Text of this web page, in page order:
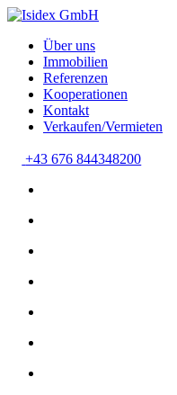
Über uns
Immobilien
Referenzen
Kooperationen
Kontakt
Verkaufen/Vermieten
+43 676 844348200